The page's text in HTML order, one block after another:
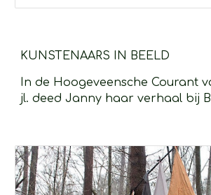
KUNSTENAARS IN BEELD
In de Hoogeveensche Courant
jl. deed Janny haar verhaal bij